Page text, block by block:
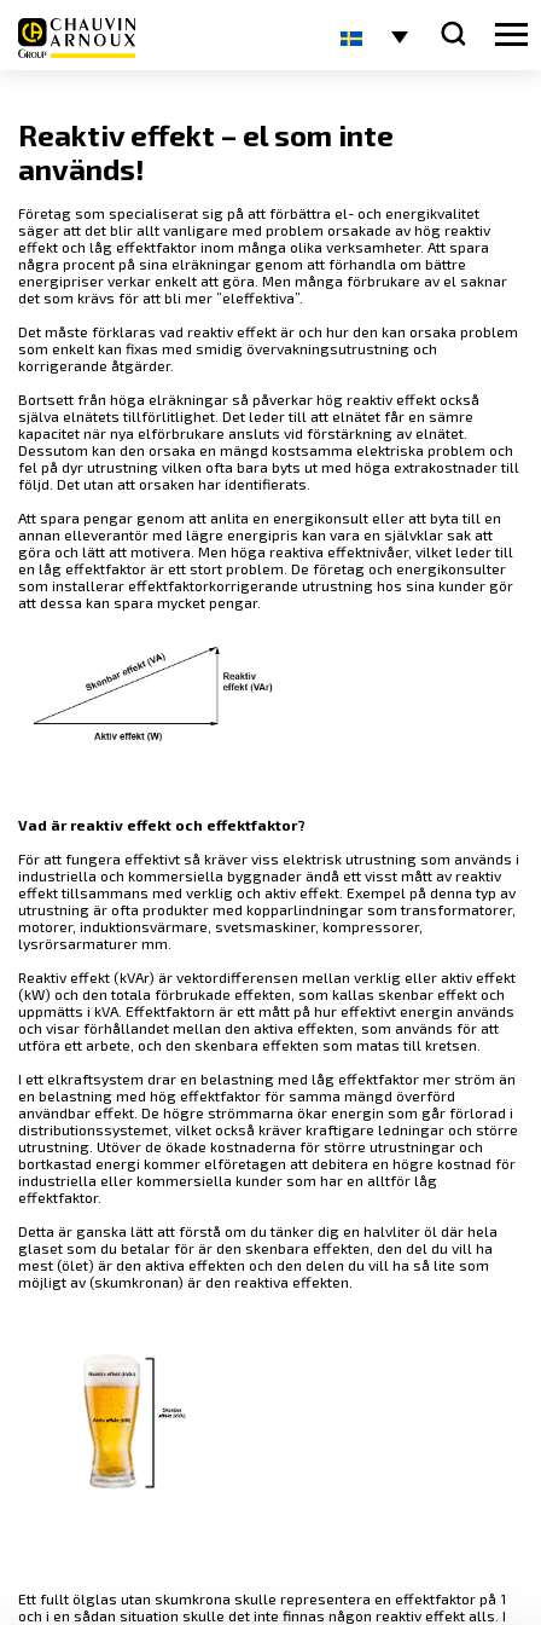
Reaktiv effekt – el som inte
används!
Företag som specialiserat sig på att förbättra el- och energikvalitet
säger att det blir allt vanligare med problem orsakade av hög reaktiv
effekt och låg effektfaktor inom många olika verksamheter. Att spara
några procent på sina elräkningar genom att förhandla om bättre
energipriser verkar enkelt att göra. Men många förbrukare av el saknar
det som krävs för att bli mer ”eleffektiva”.
Det måste förklaras vad reaktiv effekt är och hur den kan orsaka problem
som enkelt kan fixas med smidig övervakningsutrustning och
korrigerande åtgärder.
Bortsett från höga elräkningar så påverkar hög reaktiv effekt också
själva elnätets tillförlitlighet. Det leder till att elnätet får en sämre
kapacitet när nya elförbrukare ansluts vid förstärkning av elnätet.
Dessutom kan den orsaka en mängd kostsamma elektriska problem och
fel på dyr utrustning vilken ofta bara byts ut med höga extrakostnader till
följd. Det utan att orsaken har identifierats.
Att spara pengar genom att anlita en energikonsult eller att byta till en
annan elleverantör med lägre energipris kan vara en självklar sak att
göra och lätt att motivera. Men höga reaktiva effektnivåer, vilket leder till
en låg effektfaktor är ett stort problem. De företag och energikonsulter
som installerar effektfaktorkorrigerande utrustning hos sina kunder gör
att dessa kan spara mycket pengar.
Vad är reaktiv effekt och effektfaktor?
För att fungera effektivt så kräver viss elektrisk utrustning som används i
industriella och kommersiella byggnader ändå ett visst mått av reaktiv
effekt tillsammans med verklig och aktiv effekt. Exempel på denna typ av
utrustning är ofta produkter med kopparlindningar som transformatorer,
motorer, induktionsvärmare, svetsmaskiner, kompressorer,
lysrörsarmaturer mm.
Reaktiv effekt (kVAr) är vektordifferensen mellan verklig eller aktiv effekt
(kW) och den totala förbrukade effekten, som kallas skenbar effekt och
uppmätts i kVA. Effektfaktorn är ett mått på hur effektivt energin används
och visar förhållandet mellan den aktiva effekten, som används för att
utföra ett arbete, och den skenbara effekten som matas till kretsen.
I ett elkraftsystem drar en belastning med låg effektfaktor mer ström än
en belastning med hög effektfaktor för samma mängd överförd
användbar effekt. De högre strömmarna ökar energin som går förlorad i
distributionssystemet, vilket också kräver kraftigare ledningar och större
utrustning. Utöver de ökade kostnaderna för större utrustningar och
bortkastad energi kommer elföretagen att debitera en högre kostnad för
industriella eller kommersiella kunder som har en alltför låg
effektfaktor.
Detta är ganska lätt att förstå om du tänker dig en halvliter öl där hela
glaset som du betalar för är den skenbara effekten, den del du vill ha
mest (ölet) är den aktiva effekten och den delen du vill ha så lite som
möjligt av (skumkronan) är den reaktiva effekten.
Ett fullt ölglas utan skumkrona skulle representera en effektfaktor på 1
och i en sådan situation skulle det inte finnas någon reaktiv effekt alls. I